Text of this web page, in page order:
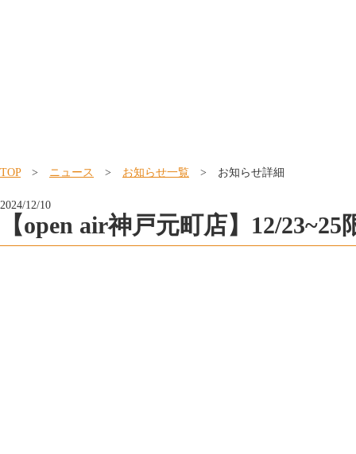
TOP> ニュース > お知らせ一覧 > お知らせ詳細
2024/12/10
【open air神戸元町店】12/